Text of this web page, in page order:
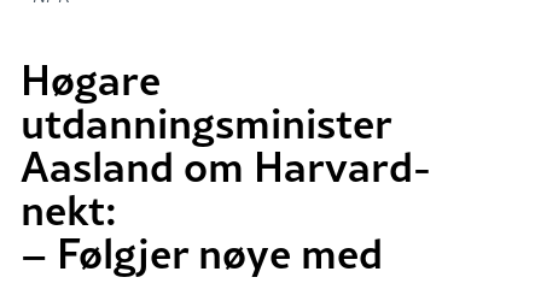
Høgare
utdanningsminister
Aasland om Harvard-
nekt:
– Følgjer nøye med